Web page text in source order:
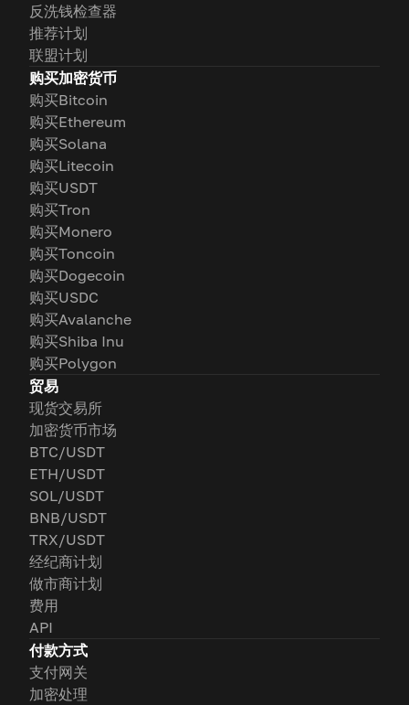
反洗钱检查器
推荐计划
联盟计划
购买加密货币
购买Bitcoin
购买Ethereum
购买Solana
购买Litecoin
购买USDT
购买Tron
购买Monero
购买Toncoin
购买Dogecoin
购买USDC
购买Avalanche
购买Shiba Inu
购买Polygon
贸易
现货交易所
加密货币市场
BTC/USDT
ETH/USDT
SOL/USDT
BNB/USDT
TRX/USDT
经纪商计划
做市商计划
费用
API
付款方式
支付网关
加密处理